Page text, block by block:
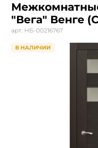
"Вега" Венге
арт. НБ-00216767
В НАЛИЧИИ